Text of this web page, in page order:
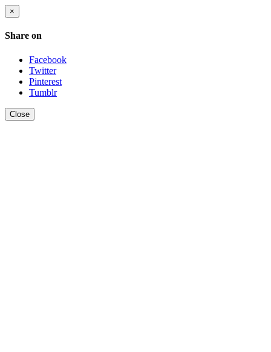
×
Share on
Facebook
Twitter
Pinterest
Tumblr
Close